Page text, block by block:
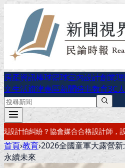
房產資訊棒球籃球室內設計創業
文生活旗津專區新聞時事教育3C
保障要開公司？借址登記・公司設立
首頁›教育›2026全國童軍大露營
永續未來